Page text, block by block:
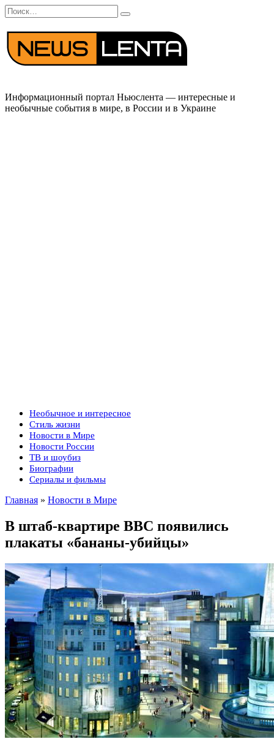
Перейти
к
содержанию
Search
for:
Информационный портал Ньюслента — интересные и
необычные события в мире, в России и в Украине
Необычное и интересное
Стиль жизни
Новости в Мире
Новости России
ТВ и шоубиз
Биографии
Сериалы и фильмы
Главная » Новости в Мире
В штаб-квартире ВВС появились
плакаты «бананы-убийцы»